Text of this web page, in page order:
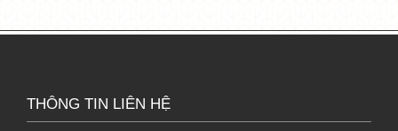
THÔNG TIN LIÊN HỆ